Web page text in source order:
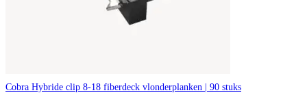
Cobra Hybride clip 8-18 fiberdeck vlonderplanken | 90 stuks